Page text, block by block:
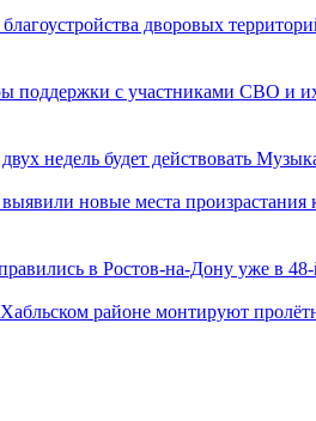
дворовых
поддержки с участниками СВО и
недель будет действовать
новые места
в Ростов-на-Дону уже в 48-
районе монтируют